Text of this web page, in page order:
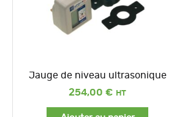
Jauge de niveau ultrasonique
254,00 €